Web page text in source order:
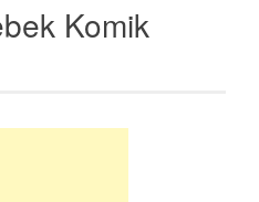
Komik